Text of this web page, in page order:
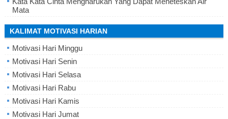
Mata
KALIMAT MOTIVASI HARIAN
Motivasi Hari Minggu
Motivasi Hari Senin
Motivasi Hari Selasa
Motivasi Hari Rabu
Motivasi Hari Kamis
Motivasi Hari Jumat